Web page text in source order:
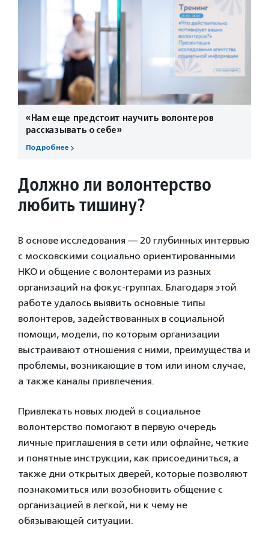
«Нам еще предстоит научить волонтеров
рассказывать о себе»
Подробнее
Должно ли волонтерство
любить тишину?
В основе исследования — 20 глубинных интервью
с московскими социально ориентированными
НКО и общение с волонтерами из разных
организаций на фокус-группах. Благодаря этой
работе удалось выявить основные типы
волонтеров, задействованных в социальной
помощи, модели, по которым организации
выстраивают отношения с ними, преимущества и
проблемы, возникающие в том или ином случае,
а также каналы привлечения.
Привлекать новых людей в социальное
волонтерство помогают в первую очередь
личные приглашения в сети или офлайне, четкие
и понятные инструкции, как присоединиться, а
также дни открытых дверей, которые позволяют
познакомиться или возобновить общение с
организацией в легкой, ни к чему не
обязывающей ситуации.